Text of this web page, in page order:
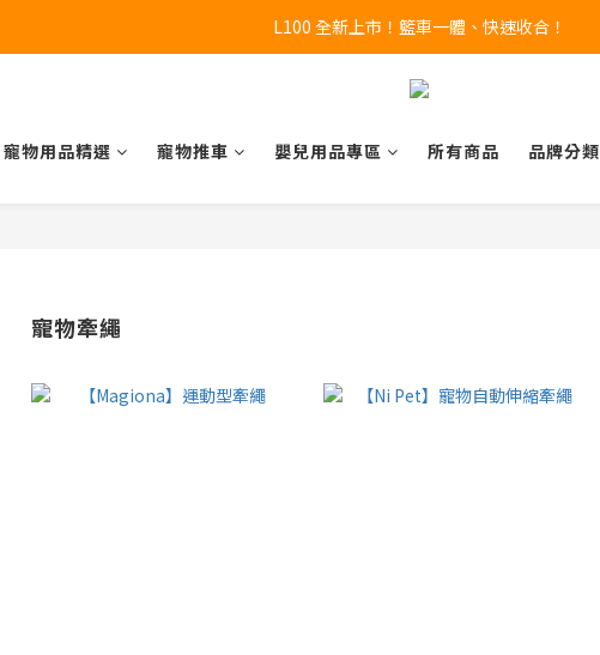
🔥全新 X100 中大型寵物推車熱賣中🔥
L100 全新上市！籃車一體、快速收合！
A9 Plus 外出神器！舒適、安全、好收！
寵物用品精選 寵物推車 嬰兒用品專區 所有商品 品牌分類
寵物牽繩